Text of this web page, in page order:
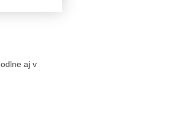
aj v